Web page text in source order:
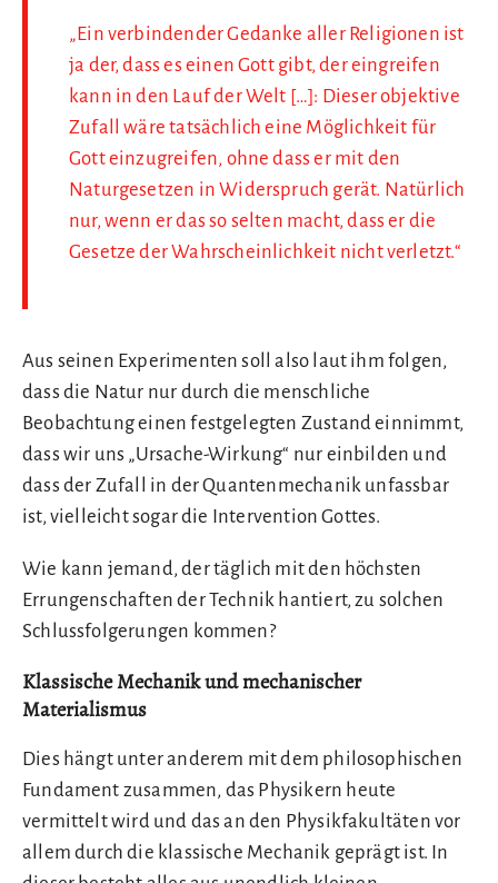
„Ein verbindender Gedanke aller Religionen ist
ja der, dass es einen Gott gibt, der eingreifen
kann in den Lauf der Welt […]: Dieser objektive
Zufall wäre tatsächlich eine Möglichkeit für
Gott einzugreifen, ohne dass er mit den
Naturgesetzen in Widerspruch gerät. Natürlich
nur, wenn er das so selten macht, dass er die
Gesetze der Wahrscheinlichkeit nicht verletzt.“
Aus seinen Experimenten soll also laut ihm folgen,
dass die Natur nur durch die menschliche
Beobachtung einen festgelegten Zustand einnimmt,
dass wir uns „Ursache-Wirkung“ nur einbilden und
dass der Zufall in der Quantenmechanik unfassbar
ist, vielleicht sogar die Intervention Gottes.
Wie kann jemand, der täglich mit den höchsten
Errungenschaften der Technik hantiert, zu solchen
Schlussfolgerungen kommen?
Klassische Mechanik und mechanischer
Materialismus
Dies hängt unter anderem mit dem philosophischen
Fundament zusammen, das Physikern heute
vermittelt wird und das an den Physikfakultäten vor
allem durch die klassische Mechanik geprägt ist. In